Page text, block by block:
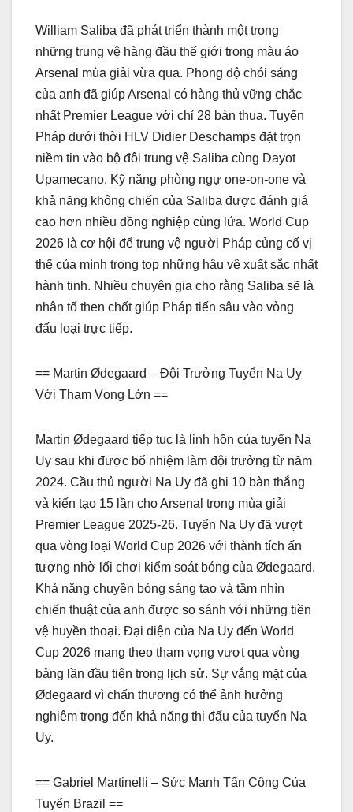
William Saliba đã phát triển thành một trong
những trung vệ hàng đầu thế giới trong màu áo
Arsenal mùa giải vừa qua. Phong độ chói sáng
của anh đã giúp Arsenal có hàng thủ vững chắc
nhất Premier League với chỉ 28 bàn thua. Tuyển
Pháp dưới thời HLV Didier Deschamps đặt trọn
niềm tin vào bộ đôi trung vệ Saliba cùng Dayot
Upamecano. Kỹ năng phòng ngự one-on-one và
khả năng không chiến của Saliba được đánh giá
cao hơn nhiều đồng nghiệp cùng lứa. World Cup
2026 là cơ hội để trung vệ người Pháp củng cố vị
thế của mình trong top những hậu vệ xuất sắc nhất
hành tinh. Nhiều chuyên gia cho rằng Saliba sẽ là
nhân tố then chốt giúp Pháp tiến sâu vào vòng
đấu loại trực tiếp.
== Martin Ødegaard – Đội Trưởng Tuyển Na Uy
Với Tham Vọng Lớn ==
Martin Ødegaard tiếp tục là linh hồn của tuyển Na
Uy sau khi được bổ nhiệm làm đội trưởng từ năm
2024. Cầu thủ người Na Uy đã ghi 10 bàn thắng
và kiến tạo 15 lần cho Arsenal trong mùa giải
Premier League 2025-26. Tuyển Na Uy đã vượt
qua vòng loại World Cup 2026 với thành tích ấn
tượng nhờ lối chơi kiểm soát bóng của Ødegaard.
Khả năng chuyền bóng sáng tạo và tầm nhìn
chiến thuật của anh được so sánh với những tiền
vệ huyền thoại. Đại diện của Na Uy đến World
Cup 2026 mang theo tham vọng vượt qua vòng
bảng lần đầu tiên trong lịch sử. Sự vắng mặt của
Ødegaard vì chấn thương có thể ảnh hưởng
nghiêm trọng đến khả năng thi đấu của tuyển Na
Uy.
== Gabriel Martinelli – Sức Mạnh Tấn Công Của
Tuyển Brazil ==